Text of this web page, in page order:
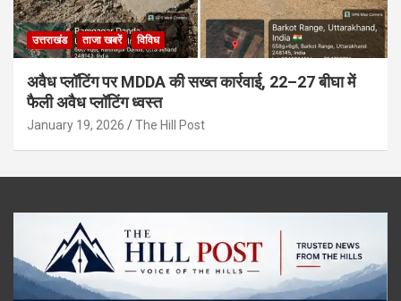
उत्तराखंड ताजा खबरें विविध
अवैध प्लॉटिंग पर MDDA की सख्त कार्रवाई, 22–27 बीघा में
फैली अवैध प्लॉटिंग ध्वस्त
January 19, 2026 The Hill Post